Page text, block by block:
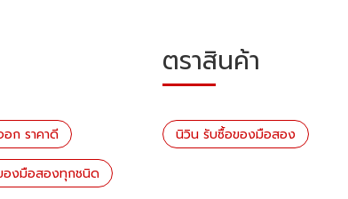
อก ราคาดี
องมือสองทุกชนิด
ตราสินค้า
นิวิน รับซื้อของมือสอง